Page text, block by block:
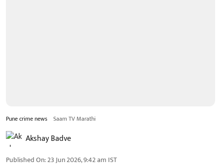
Pune crime news Saam TV Marathi
Akshay Badve
Published On:23 Jun 2026, 9:42 am IST